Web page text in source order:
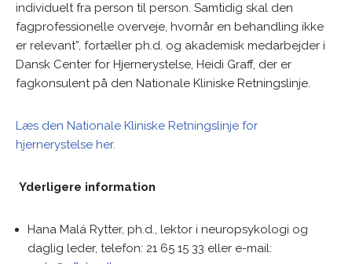
individuelt fra person til person. Samtidig skal den
fagprofessionelle overveje, hvornår en behandling ikke
er relevant”, fortæller ph.d. og akademisk medarbejder i
Dansk Center for Hjernerystelse, Heidi Graff, der er
fagkonsulent på den Nationale Kliniske Retningslinje.
Læs den Nationale Kliniske Retningslinje for
hjernerystelse her.
Yderligere information
Hana Malá Rytter, ph.d., lektor i neuropsykologi og
daglig leder, telefon: 21 65 15 33 eller e-mail: